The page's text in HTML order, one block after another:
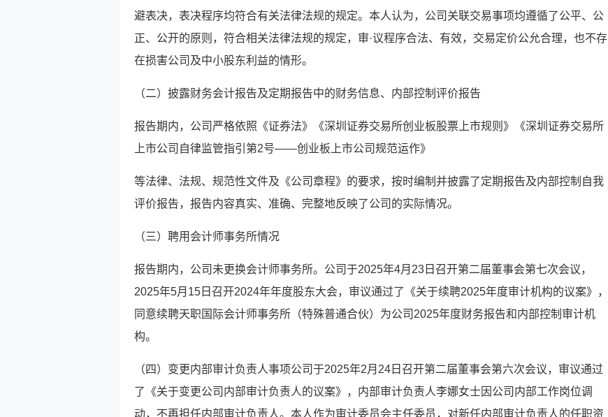
避表决，表决程序均符合有关法律法规的规定。本人认为，公司关联交易事项均遵循了公平、公
正、公开的原则，符合相关法律法规的规定，审·议程序合法、有效，交易定价公允合理，也不存
在损害公司及中小股东利益的情形。
（二）披露财务会计报告及定期报告中的财务信息、内部控制评价报告
报告期内，公司严格依照《证券法》《深圳证券交易所创业板股票上市规则》《深圳证券交易所
上市公司自律监管指引第2号——创业板上市公司规范运作》
等法律、法规、规范性文件及《公司章程》的要求，按时编制并披露了定期报告及内部控制自我
评价报告，报告内容真实、准确、完整地反映了公司的实际情况。
（三）聘用会计师事务所情况
报告期内，公司未更换会计师事务所。公司于2025年4月23日召开第二届董事会第七次会议，
2025年5月15日召开2024年年度股东大会，审议通过了《关于续聘2025年度审计机构的议案》，
同意续聘天职国际会计师事务所（特殊普通合伙）为公司2025年度财务报告和内部控制审计机
构。
（四）变更内部审计负责人事项公司于2025年2月24日召开第二届董事会第六次会议，审议通过
了《关于变更公司内部审计负责人的议案》，内部审计负责人李娜女士因公司内部工作岗位调
动，不再担任内部审计负责人。本人作为审计委员会主任委员，对新任内部审计负责人的任职资